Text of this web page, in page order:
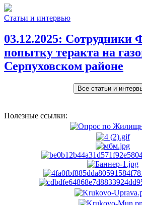
Статьи и интервью
03.12.2025: Сотрудники
попытку теракта на
Серпуховском районе
Все статьи и
Полезные ссылки: